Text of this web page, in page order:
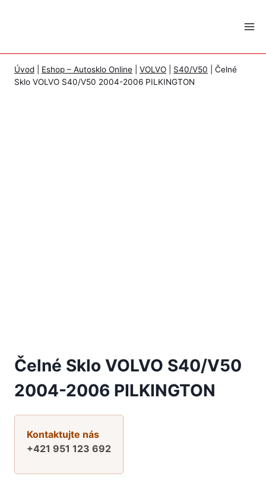
Úvod Eshop – Autosklo Online VOLVO S40/V50
Čelné
Sklo VOLVO S40/V50 2004-2006 PILKINGTON
Čelné Sklo VOLVO S40/V50
2004-2006 PILKINGTON
Kontaktujte nás
+421 951 123 692